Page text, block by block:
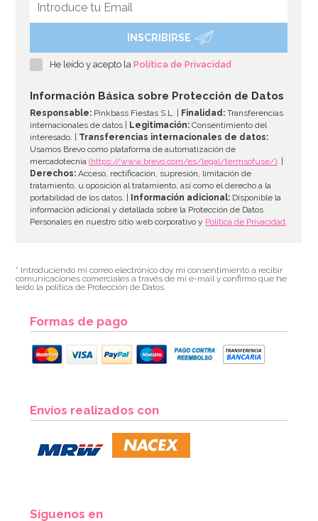
Mantel de Plástico Rojo
AÑADIR
7,95€
INSCRIBIRSE
He leído y acepto laPolítica de Privacidad
Información Básica sobre Protección de Datos
Responsable: Pinkbass Fiestas S.L. | Finalidad: Transferencias
internacionales de datos |
Legitimación: Consentimiento del
interesado. | Transferencias internacionales de datos:
Usamos Brevo como plataforma de automatización de
mercadotecnia(https://www.brevo.com/es/legal/termsofuse/). |
Derechos: Acceso, rectificación, supresión, limitación de
tratamiento, u oposición al tratamiento, así como el derecho a la
portabilidad de los datos. |
Información adicional: Disponible la
información adicional y detallada sobre la Protección de Datos
Personales en nuestro sitio web corporativo y Política de Privacidad.
* Introduciendo mi correo electrónico doy mi consentimiento a recibir
comunicaciones comerciales a través de mi e-mail y confirmo que he
leído la política de Protección de Datos.
Formas de pago
Envíos realizados con
Síguenos en